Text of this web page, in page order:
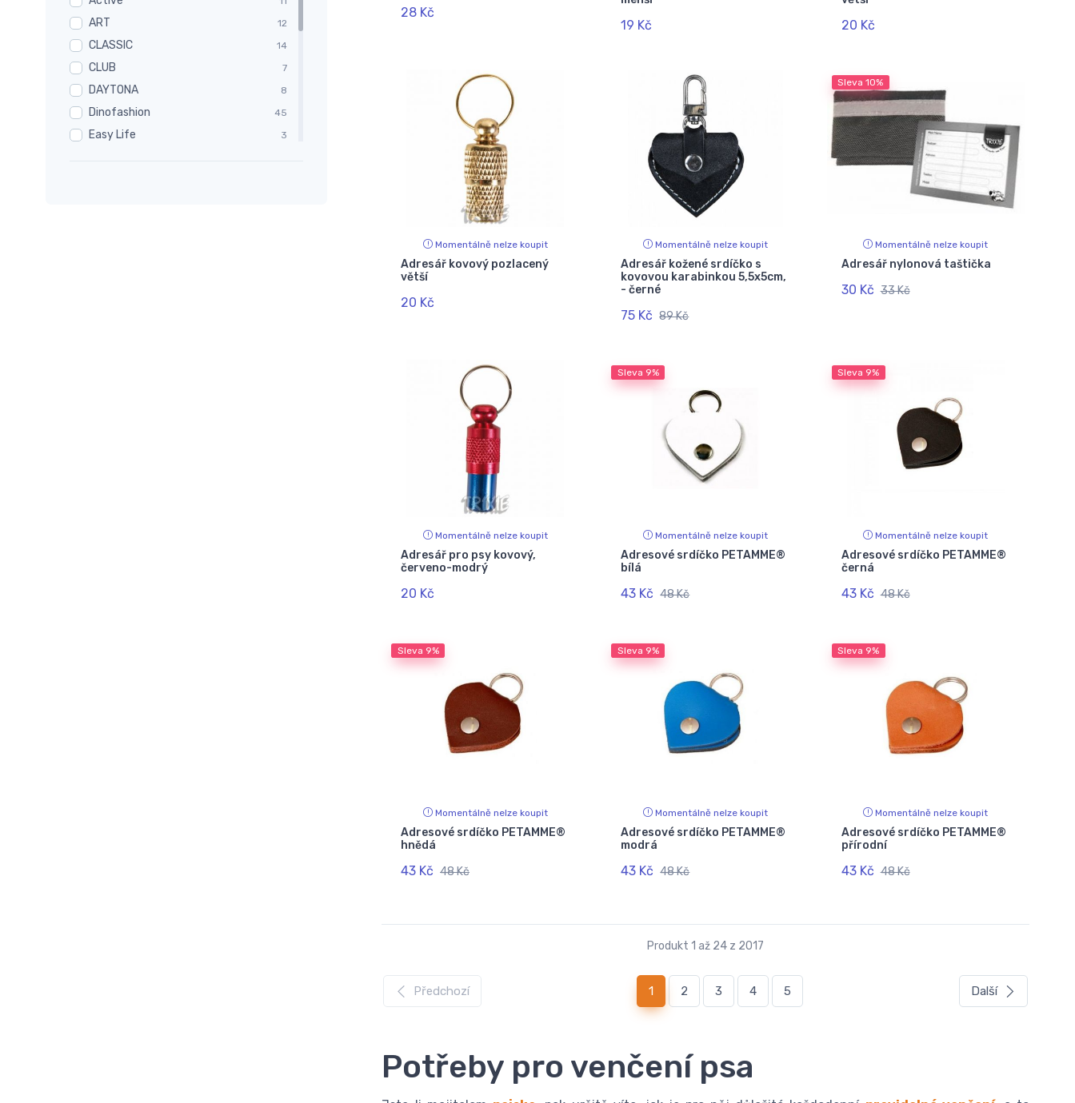
ART 12
CLASSIC 14
CLUB 7
DAYTONA 8
Dinofashion 45
Easy Life 3
28 Kč
19 Kč 20 Kč
Momentálně nelze koupit
Adresář kovový pozlacený
větší
20 Kč
Momentálně nelze koupit
Adresář kožené srdíčko s
kovovou karabinkou 5,5x5cm,
- černé
75 Kč 89 Kč
Sleva10%
Momentálně nelze koupit
Adresář nylonová taštička
30 Kč 33 Kč
Momentálně nelze koupit
Adresář pro psy kovový,
červeno-modrý
20 Kč
Sleva 9%
Momentálně nelze koupit
Adresové srdíčko PETAMME®
bílá
43 Kč 48 Kč
Sleva 9%
Momentálně nelze koupit
Adresové srdíčko PETAMME®
černá
43 Kč 48 Kč
Sleva 9%
Momentálně nelze koupit
Adresové srdíčko PETAMME®
hnědá
43 Kč 48 Kč
Sleva 9%
Momentálně nelze koupit
Adresové srdíčko PETAMME®
modrá
43 Kč 48 Kč
Sleva 9%
Momentálně nelze koupit
Adresové srdíčko PETAMME®
přírodní
43 Kč 48 Kč
Produkt 1 až 24 z 2017
Předchozí 1(current)
2 3 4 5 Další
Potřeby pro venčení psa